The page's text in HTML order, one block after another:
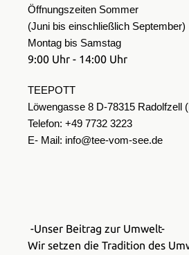
Öffnungszeiten Sommer
(Juni bis einschließlich September)
Montag bis Samstag
9:00 Uhr - 14:00 Uhr
TEEPOTT
Löwengasse 8 D-78315 Radolfzell
Telefon: +49 7732 3223
E- Mail: info@tee-vom-see.de
-Unser Beitrag zur Umwelt-
Wir setzen die Tradition des